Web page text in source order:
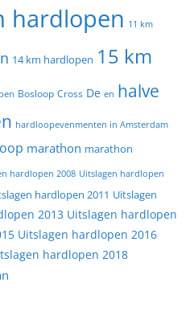
hardlopen 11 km
14 km hardlopen 15 km
Bosloop Cross De en halve
hardloopevenmenten in Amsterdam
marathon marathon
hardlopen 2008 Uitslagen hardlopen
hardlopen 2011 Uitslagen
2013 Uitslagen hardlopen
Uitslagen hardlopen 2016
hardlopen 2018